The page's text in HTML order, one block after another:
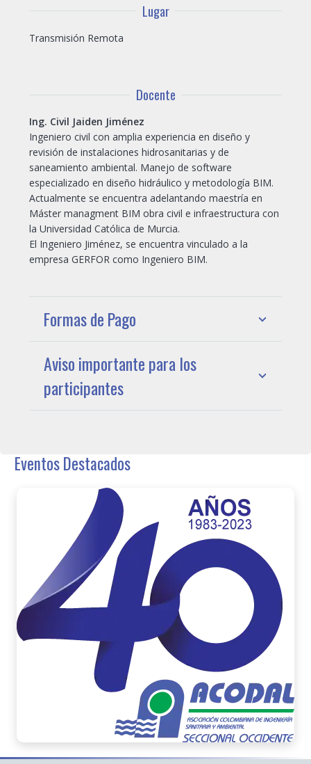
Lugar
Transmisión Remota
Docente
Ing. Civil Jaiden Jiménez
Ingeniero civil con amplia experiencia en diseño y
revisión de instalaciones hidrosanitarias y de
saneamiento ambiental. Manejo de software
especializado en diseño hidráulico y metodología BIM.
Actualmente se encuentra adelantando maestría en
Máster managment BIM obra civil e infraestructura con
la Universidad Católica de Murcia.
El Ingeniero Jiménez, se encuentra vinculado a la
empresa GERFOR como Ingeniero BIM.
Formas de Pago
Aviso importante para los
participantes
Eventos Destacados